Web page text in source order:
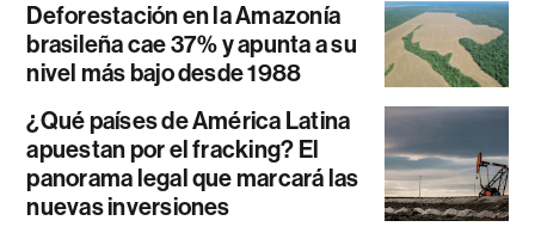
Deforestación en la Amazonía
brasileña cae 37% y apunta a su
nivel más bajo desde 1988
¿Qué países de América Latina
apuestan por el fracking? El
panorama legal que marcará las
nuevas inversiones